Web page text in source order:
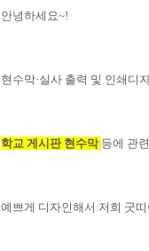
안녕하세요~!
현수막·실사 출력 및 인쇄디
학교 게시판 현수막 등에 관
예쁘게 디자인해서 저희 굿